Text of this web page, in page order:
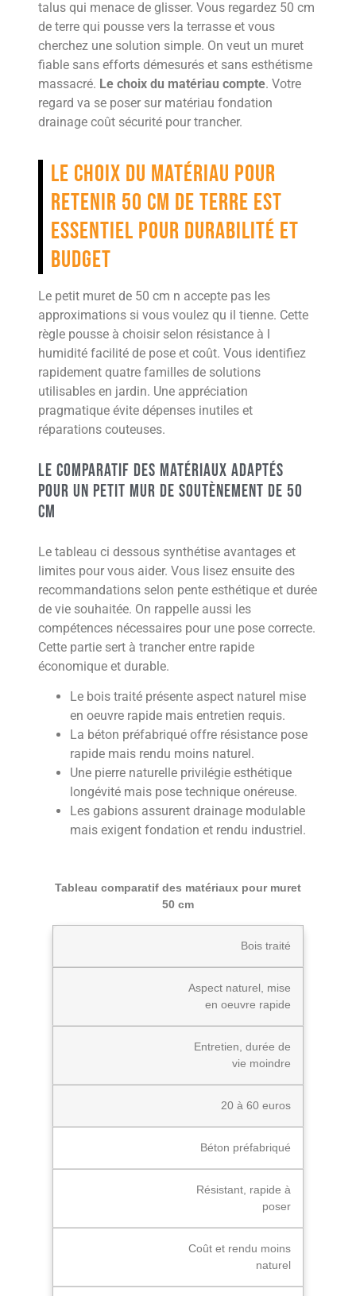
talus qui menace de glisser. Vous regardez 50 cm
de terre qui pousse vers la terrasse et vous
cherchez une solution simple. On veut un muret
fiable sans efforts démesurés et sans esthétisme
massacré. Le choix du matériau compte. Votre
regard va se poser sur matériau fondation
drainage coût sécurité pour trancher.
Le choix du matériau pour
retenir 50 cm de terre est
essentiel pour durabilité et
budget
Le petit muret de 50 cm n accepte pas les
approximations si vous voulez qu il tienne. Cette
règle pousse à choisir selon résistance à l
humidité facilité de pose et coût. Vous identifiez
rapidement quatre familles de solutions
utilisables en jardin. Une appréciation
pragmatique évite dépenses inutiles et
réparations couteuses.
Le comparatif des matériaux adaptés
pour un petit mur de soutènement de 50
cm
Le tableau ci dessous synthétise avantages et
limites pour vous aider. Vous lisez ensuite des
recommandations selon pente esthétique et durée
de vie souhaitée. On rappelle aussi les
compétences nécessaires pour une pose correcte.
Cette partie sert à trancher entre rapide
économique et durable.
Le bois traité présente aspect naturel mise
en oeuvre rapide mais entretien requis.
La béton préfabriqué offre résistance pose
rapide mais rendu moins naturel.
Une pierre naturelle privilégie esthétique
longévité mais pose technique onéreuse.
Les gabions assurent drainage modulable
mais exigent fondation et rendu industriel.
Tableau comparatif des matériaux pour muret
50 cm
Bois traité
Aspect naturel, mise
en oeuvre rapide
Entretien, durée de
vie moindre
20 à 60 euros
Béton préfabriqué
Résistant, rapide à
poser
Coût et rendu moins
naturel